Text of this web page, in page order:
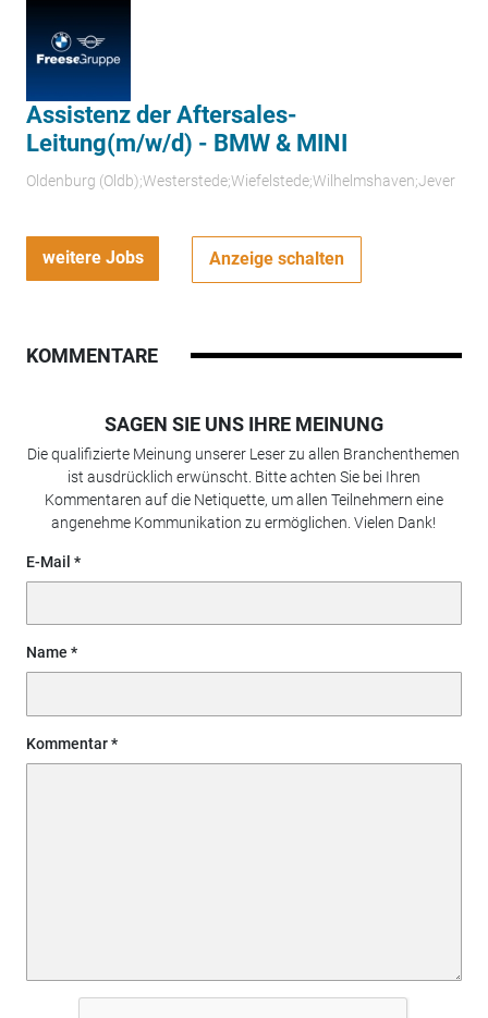
Assistenz der Aftersales-
Leitung(m/w/d) - BMW & MINI
Oldenburg (Oldb);Westerstede;Wiefelstede;Wilhelmshaven;Jever
weitere Jobs Anzeige schalten
KOMMENTARE
SAGEN SIE UNS IHRE MEINUNG
Die qualifizierte Meinung unserer Leser zu allen Branchenthemen
ist ausdrücklich erwünscht. Bitte achten Sie bei Ihren
Kommentaren auf die Netiquette, um allen Teilnehmern eine
angenehme Kommunikation zu ermöglichen. Vielen Dank!
E-Mail
Name
Kommentar